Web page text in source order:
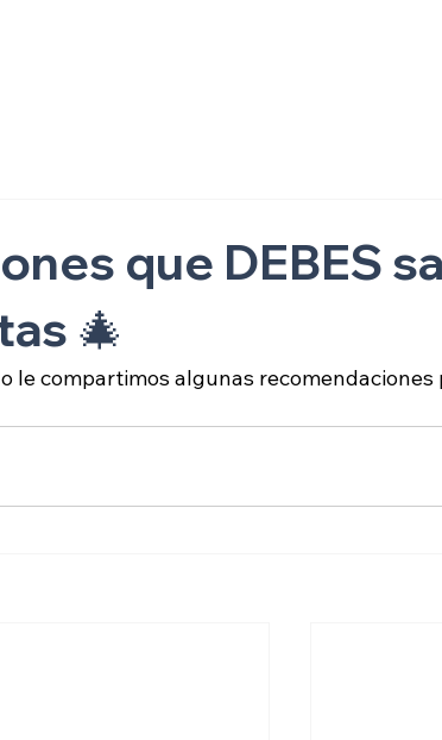
que DEBES
🎄
le compartimos algunas recomendaciones